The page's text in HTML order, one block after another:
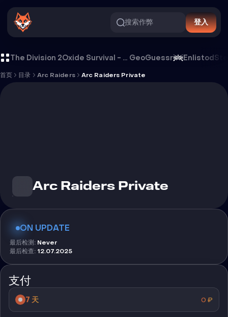
搜索作弊 登入
The Division 2 Oxide Survival - Rust Mobile GeoGuessr Enlistod
首页 目录 Arc Raiders Arc Raiders Private
Arc Raiders Private
ON UPDATE
最后检测: Never
最后检查: 12.07.2025
支付
7 天 0 ₽